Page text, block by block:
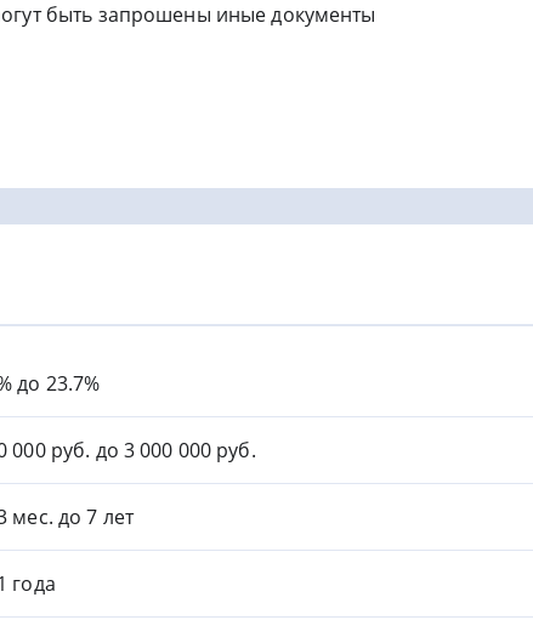
быть запрошены иные документы
до 23.7%
000 руб. до 3 000 000 руб.
мес. до 7 лет
года